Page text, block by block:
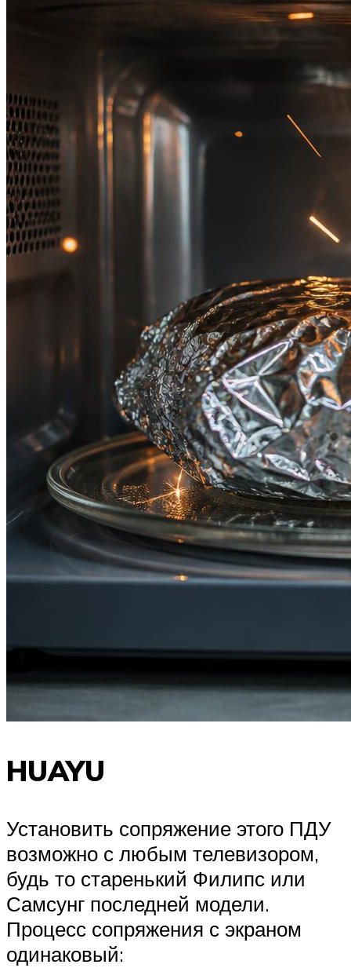
HUAYU
Установить сопряжение этого ПДУ
возможно с любым телевизором,
будь то старенький Филипс или
Самсунг последней модели.
Процесс сопряжения с экраном
одинаковый: